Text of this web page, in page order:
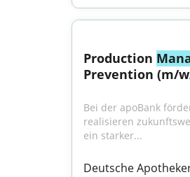
Production
Prevention (m/
Bei der apoBank
realisieren
ein starker...
Deutsche